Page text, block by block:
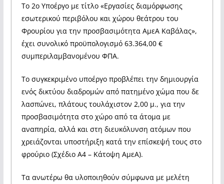
Το 2ο Υποέργο με τίτλο «Εργασίες διαμόρφωσης
εσωτερικού περιβόλου και χώρου θεάτρου του
Φρουρίου για την προσβασιμότητα ΑμεΑ Καβάλας»,
έχει συνολικό προϋπολογισμό 63.364,00 €
συμπεριλαμβανομένου ΦΠΑ.
Το συγκεκριμένο υποέργο προβλέπει την δημιουργία
ενός δικτύου διαδρομών από πατημένο χώμα που δε
λασπώνει, πλάτους τουλάχιστον 2,00 μ., για την
προσβασιμότητα στο χώρο από τα άτομα με
αναπηρία, αλλά και στη διευκόλυνση ατόμων που
χρειάζονται υποστήριξη κατά την επίσκεψή τους στο
φρούριο (Σχέδιο Α4 – Κάτοψη ΑμεΑ).
Τα ανωτέρω θα υλοποιηθούν σύμφωνα με μελέτη